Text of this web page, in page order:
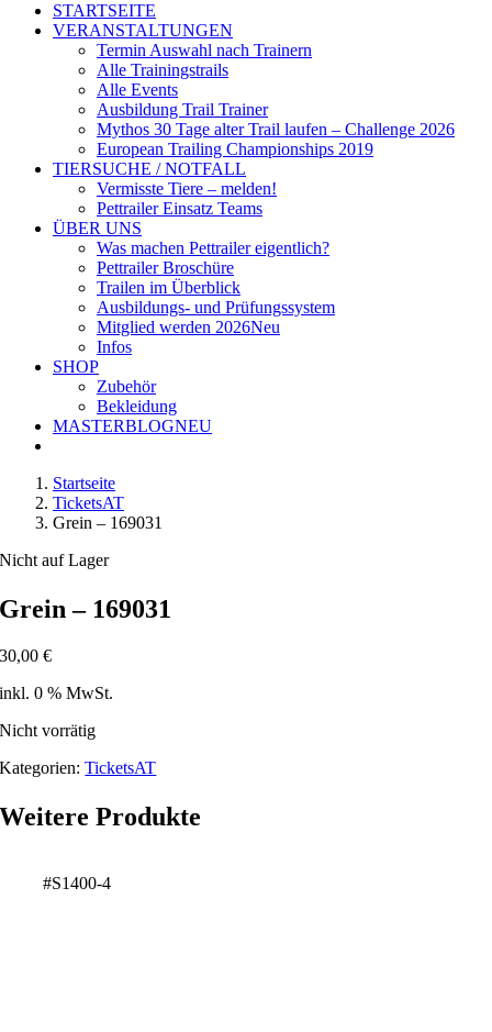
STARTSEITE
VERANSTALTUNGEN
Termin Auswahl nach Trainern
Alle Trainingstrails
Alle Events
Ausbildung Trail Trainer
Mythos 30 Tage alter Trail laufen – Challenge 2026
European Trailing Championships 2019
TIERSUCHE / NOTFALL
Vermisste Tiere – melden!
Pettrailer Einsatz Teams
ÜBER UNS
Was machen Pettrailer eigentlich?
Pettrailer Broschüre
Trailen im Überblick
Ausbildungs- und Prüfungssystem
Mitglied werden 2026Neu
Infos
SHOP
Zubehör
Bekleidung
MASTERBLOGNEU
Startseite
TicketsAT
Grein – 169031
Nicht auf Lager
Grein – 169031
30,00€
inkl. 0 % MwSt.
Nicht vorrätig
Kategorien:TicketsAT
Weitere Produkte
#S1400-4